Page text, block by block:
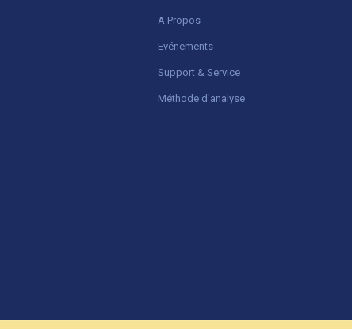
A Propos
Evénements
Support & Service
Méthode d'analyse